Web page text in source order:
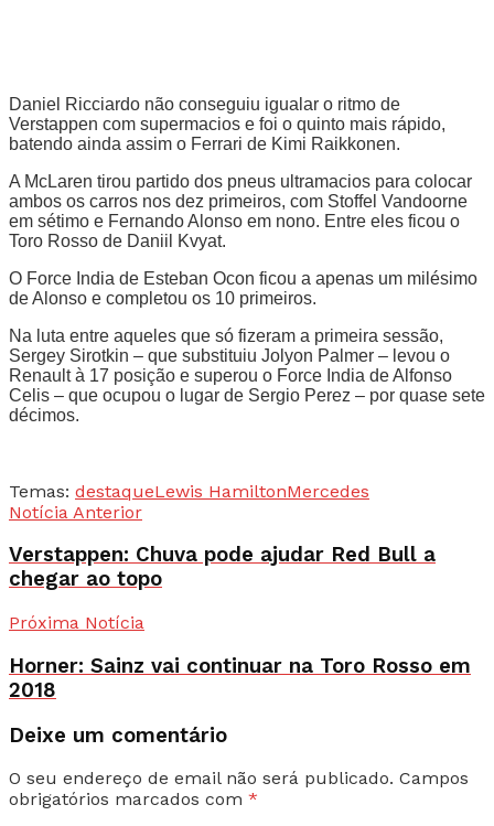
Daniel Ricciardo não conseguiu igualar o ritmo de
Verstappen com supermacios e foi o quinto mais rápido,
batendo ainda assim o Ferrari de Kimi Raikkonen.
A McLaren tirou partido dos pneus ultramacios para colocar
ambos os carros nos dez primeiros, com Stoffel Vandoorne
em sétimo e Fernando Alonso em nono. Entre eles ficou o
Toro Rosso de Daniil Kvyat.
O Force India de Esteban Ocon ficou a apenas um milésimo
de Alonso e completou os 10 primeiros.
Na luta entre aqueles que só fizeram a primeira sessão,
Sergey Sirotkin – que substituiu Jolyon Palmer – levou o
Renault à 17 posição e superou o Force India de Alfonso
Celis – que ocupou o lugar de Sergio Perez – por quase sete
décimos.
Temas: destaqueLewis HamiltonMercedes
Notícia Anterior
Verstappen: Chuva pode ajudar Red Bull a
chegar ao topo
Próxima Notícia
Horner: Sainz vai continuar na Toro Rosso em
2018
Deixe um comentário
O seu endereço de email não será publicado. Campos
obrigatórios marcados com *